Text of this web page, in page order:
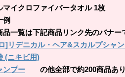
イクロファイバータオル 1枚
例
一覧は下記商品リンク先のバナー
]リデニカル・ヘア&スカルプシャ
(ニキビ用)
ンプー の他全部で約200商品あ